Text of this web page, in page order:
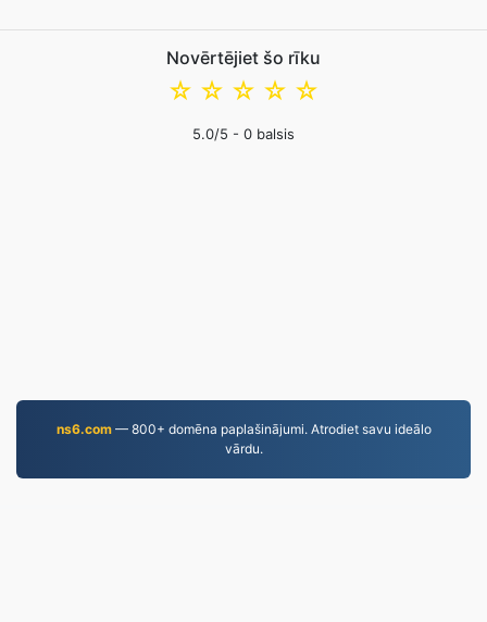
Novērtējiet šo rīku
☆
☆
☆
☆
☆
5.0/5 - 0 balsis
ns6.com— 800+ domēna paplašinājumi. Atrodiet savu ideālo
vārdu.